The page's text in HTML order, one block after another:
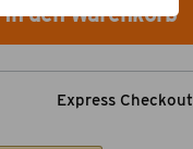
In den Warenkorb
Express Checkout